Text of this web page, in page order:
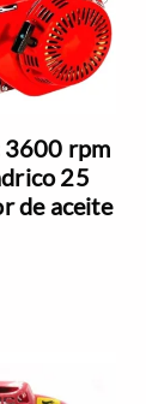
rpm
25
de aceite